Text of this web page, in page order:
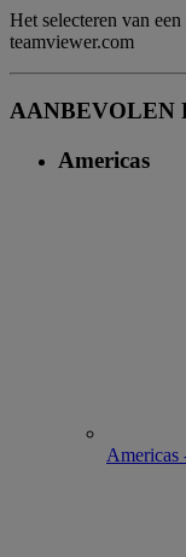
Het selecteren van
teamviewer.com
AANBEVOLEN
Americas
Americas